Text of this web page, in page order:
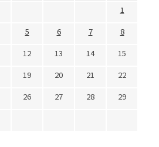
1
5 6 7
8
12 13 14
15
19 20 21
22
26 27 28
29